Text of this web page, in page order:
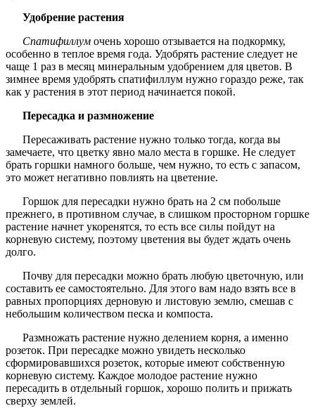
Удобрение растения
Cпатифиллум очень хорошо отзывается на подкормку,
особенно в теплое время года. Удобрять растение следует не
чаще 1 раз в месяц минеральным удобрением для цветов. В
зимнее время удобрять спатифиллум нужно гораздо реже, так
как у растения в этот период начинается покой.
Пересадка и размножение
Пересаживать растение нужно только тогда, когда вы
замечаете, что цветку явно мало места в горшке. Не следует
брать горшки намного больше, чем нужно, то есть с запасом,
это может негативно повлиять на цветение.
Горшок для пересадки нужно брать на 2 см побольше
прежнего, в противном случае, в слишком просторном горшке
растение начнет укоренятся, то есть все силы пойдут на
корневую систему, поэтому цветения вы будет ждать очень
долго.
Почву для пересадки можно брать любую цветочную, или
составить ее самостоятельно. Для этого вам надо взять все в
равных пропорциях дерновую и листовую землю, смешав с
небольшим количеством песка и компоста.
Размножать растение нужно делением корня, а именно
розеток. При пересадке можно увидеть несколько
сформировавшихся розеток, которые имеют собственную
корневую систему. Каждое молодое растение нужно
пересадить в отдельный горшок, хорошо полить и прижать
сверху землей.